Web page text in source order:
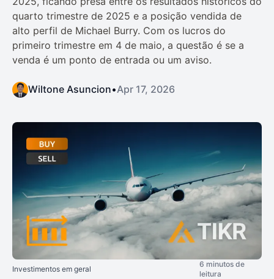
quarto trimestre de 2025 e a posição vendida de
alto perfil de Michael Burry. Com os lucros do
primeiro trimestre em 4 de maio, a questão é se a
venda é um ponto de entrada ou um aviso.
Wiltone Asuncion•Apr 17, 2026
Investimentos em geral
6 minutos de
leitura